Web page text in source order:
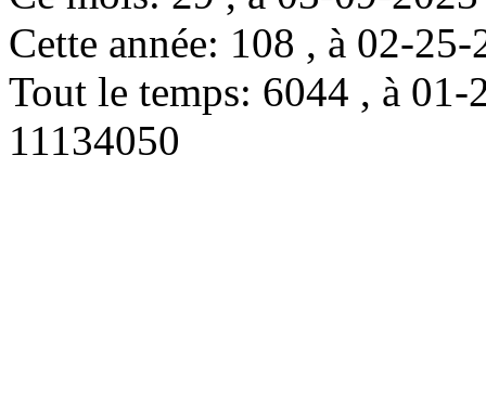
Cette année: 108 , à 02-
Tout le temps: 6044 , à
11134050